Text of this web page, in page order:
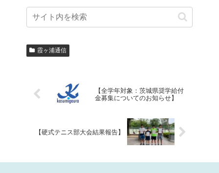
霞ヶ浦通信
【全学年対象：茨城県奨学給付
金募集についてのお知らせ】
【硬式テニス部大会結果報告】